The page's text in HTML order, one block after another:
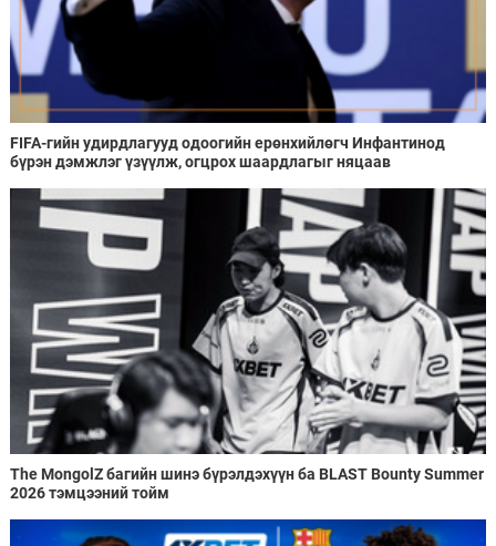
FIFA-гийн удирдлагууд одоогийн ерөнхийлөгч Инфантинод
бүрэн дэмжлэг үзүүлж, огцрох шаардлагыг няцаав
The MongolZ багийн шинэ бүрэлдэхүүн ба BLAST Bounty Summer
2026 тэмцээний тойм